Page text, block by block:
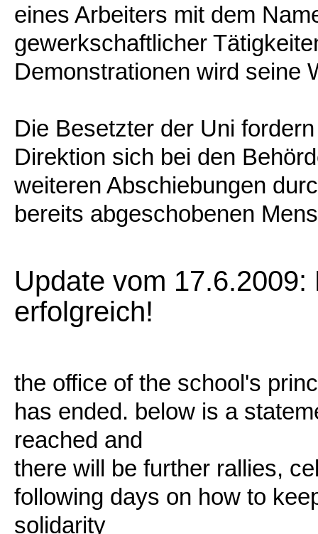
eines Arbeiters mit dem
gewerkschaftlicher
Demonstrationen wird seine
Die Besetzter der Uni
Direktion sich bei den
weiteren Abschiebungen
bereits abgeschobenen
Update vom
erfolgreich!
the office of the school's
has ended. below is a
reached and
there will be further rallies,
following days on how to
solidarity